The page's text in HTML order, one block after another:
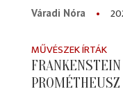
Váradi Nóra
MŰVÉSZEK ÍRTÁK
PROMÉTHEUSZ